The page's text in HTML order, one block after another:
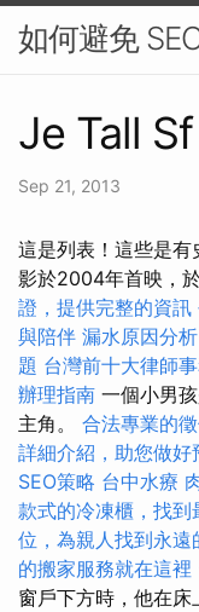
如何避免
Je Tall
Sep 21, 2013
這是列表！這些是
影於2004年首映，
證，提供完整的資訊
與陪伴 漏水原因分
題 台灣前十大律師
辦理指南 一個小男
主角。 合法專業的
詳細介紹，助您做好
SEO策略 台中水療
款式的冷凍櫃，找
位，為親人找到永遠
的搬家服務就在這裡
窗戶下方時，他在床